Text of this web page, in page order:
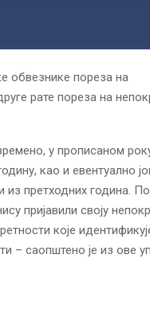
обвезнике пореза на
рате пореза на
у прописаном
као и евентуално
из претходних година.
пријавили своју
које
– саопштено је из ове